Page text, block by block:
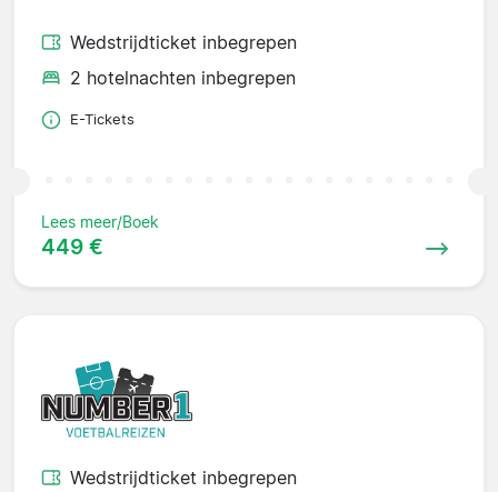
Wedstrijdticket inbegrepen
2 hotelnachten inbegrepen
E-Tickets
Lees meer/Boek
449 €
Wedstrijdticket inbegrepen